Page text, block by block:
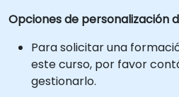
Opciones de personalización
Para solicitar una
este curso, por favor
gestionarlo.